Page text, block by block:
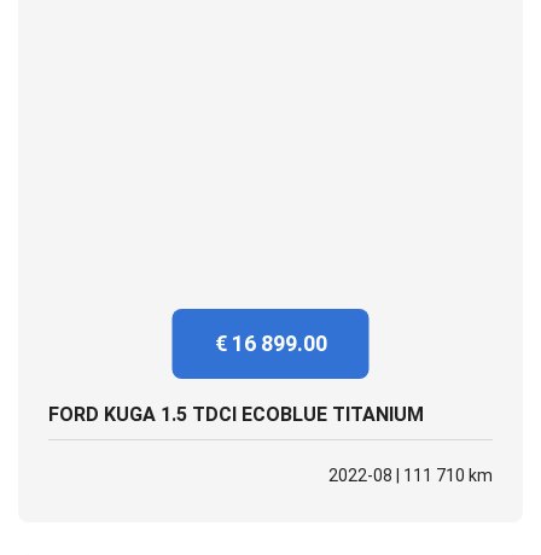
€ 16 899.00
FORD KUGA 1.5 TDCI ECOBLUE TITANIUM
2022-08 | 111 710 km